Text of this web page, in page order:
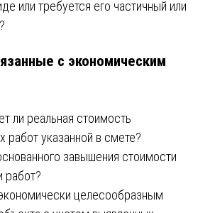
или требуется его частичный или
с экономическим
ли реальная стоимость
работ указанной в смете?
завышения стоимости
работ?
целесообразным